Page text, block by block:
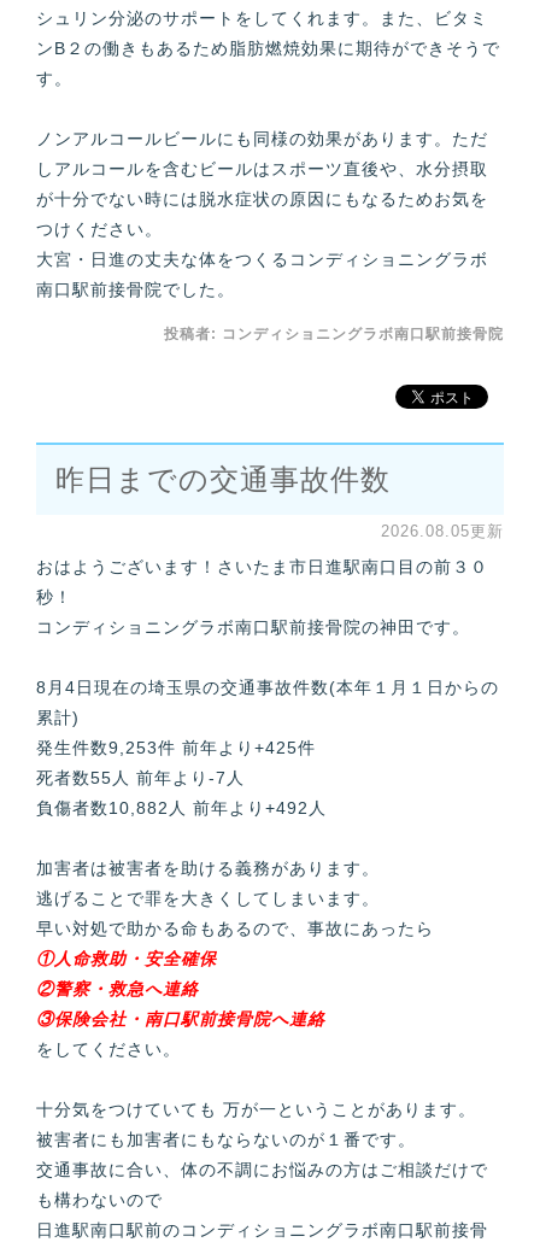
シュリン分泌のサポートをしてくれます。また、ビタミ
ンB２の働きもあるため脂肪燃焼効果に期待ができそうで
す。
ノンアルコールビールにも同様の効果があります。ただ
しアルコールを含むビールはスポーツ直後や、水分摂取
が十分でない時には脱水症状の原因にもなるためお気を
つけください。
大宮・日進の丈夫な体をつくるコンディショニングラボ
南口駅前接骨院でした。
投稿者: コンディショニングラボ南口駅前接骨院
昨日までの交通事故件数
2026.08.05更新
おはようございます！さいたま市日進駅南口目の前３０
秒！
コンディショニングラボ南口駅前接骨院の神田です。
8月4日現在の埼玉県の交通事故件数(本年１月１日からの
累計)
発生件数9,253件 前年より+425件
死者数55人 前年より-7人
負傷者数10,882人 前年より+492人
加害者は被害者を助ける義務があります。
逃げることで罪を大きくしてしまいます。
早い対処で助かる命もあるので、事故にあったら
①人命救助・安全確保
②警察・救急へ連絡
③保険会社・南口駅前接骨院へ連絡
をしてください。
十分気をつけていても 万が一ということがあります。
被害者にも加害者にもならないのが１番です。
交通事故に合い、体の不調にお悩みの方はご相談だけで
も構わないので
日進駅南口駅前のコンディショニングラボ南口駅前接骨